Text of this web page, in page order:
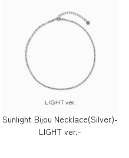
Sunlight Bijou Necklace(Silver)-
LIGHT ver.-